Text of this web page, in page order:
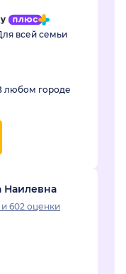
всей семьи
любом городе
Наилевна
и 602 оценки